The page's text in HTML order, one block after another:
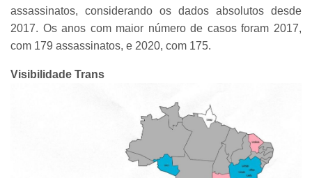
assassinatos, considerando os dados absolutos desde
2017. Os anos com maior número de casos foram 2017,
com 179 assassinatos, e 2020, com 175.
Visibilidade Trans